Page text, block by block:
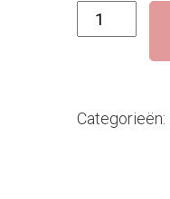
Surface
revival
Categorieën: